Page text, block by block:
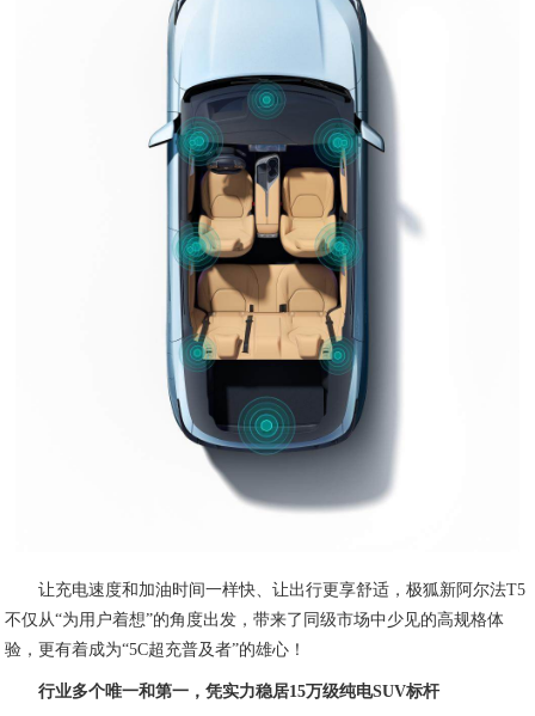
让充电速度和加油时间一样快、让出行更享舒适，极狐新阿尔法T5
不仅从“为用户着想”的角度出发，带来了同级市场中少见的高规格体
验，更有着成为“5C超充普及者”的雄心！
行业多个唯一和第一，凭实力稳居15万级纯电SUV标杆